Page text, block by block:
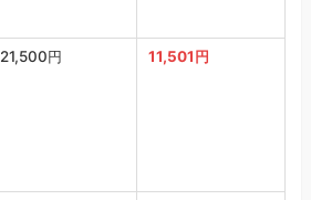
21,500円 11,501円